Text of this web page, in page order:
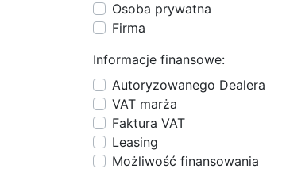
Osoba prywatna
Firma
Informacje finansowe:
Autoryzowanego Dealera
VAT marża
Faktura VAT
Leasing
Możliwość finansowania